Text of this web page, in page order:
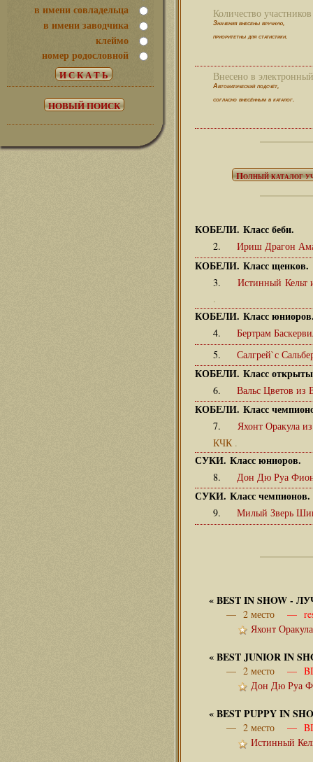
в имени совладельца
в имени заводчика
клеймо
номер родословной
Количество
Значения внесены вручную,
приоритетны для статистики.
Внесено в
Автоматический подсчёт,
согласно внесённым в каталог.
КОБЕЛИ. Класс беби.
2. Ириш Драгон
КОБЕЛИ. Класс щенков.
3.Истинный Кельт
.
КОБЕЛИ. Класс
4. Бертрам
5. Салгрей`с
КОБЕЛИ. Класс
6. Вальс Цветов из
КОБЕЛИ. Класс
7. Яхонт Оракула
КЧК .
СУКИ. Класс юниоров.
8. Дон Дю Руа
СУКИ. Класс чемпионов.
9. Милый Зверь
«BEST IN SHOW -
— 2 место
—
Яхонт
«BEST JUNIOR IN
— 2 место
—
Дон Дю Руа
«BEST PUPPY IN
— 2 место
—
Истинный